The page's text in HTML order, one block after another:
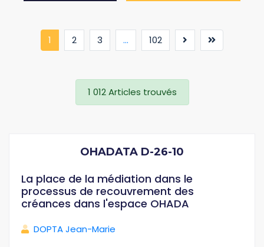
1 (current)
2 3 ... 102
1 012 Articles trouvés
OHADATA D-26-10
La place de la médiation dans le
processus de recouvrement des
créances dans l'espace OHADA
DOPTA Jean-Marie